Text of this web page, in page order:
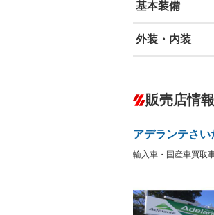
基本装備
エアバッグ：運
－ ダウンヒルアシ
Bluetooth接続
外装・内装
オーディオ：
プレイヤー接続
－
ヘッドライトウ
ー
LEDヘッドラン
－ ランフラットタ
販売店情報
アデランテさい
輸入車・国産車買取